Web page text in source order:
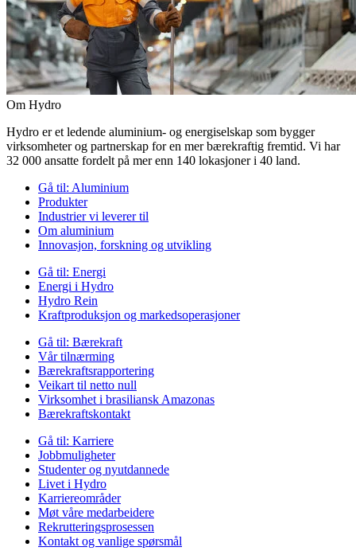
Om Hydro
Hydro er et ledende aluminium- og energiselskap som bygger
virksomheter og partnerskap for en mer bærekraftig fremtid. Vi har
32 000 ansatte fordelt på mer enn 140 lokasjoner i 40 land.
Gå til: Aluminium
Produkter
Industrier vi leverer til
Om aluminium
Innovasjon, forskning og utvikling
Gå til: Energi
Energi i Hydro
Hydro Rein
Kraftproduksjon og markedsoperasjoner
Gå til: Bærekraft
Vår tilnærming
Bærekraftsrapportering
Veikart til netto null
Virksomhet i brasiliansk Amazonas
Bærekraftskontakt
Gå til: Karriere
Jobbmuligheter
Studenter og nyutdannede
Livet i Hydro
Karriereområder
Møt våre medarbeidere
Rekrutteringsprosessen
Kontakt og vanlige spørsmål